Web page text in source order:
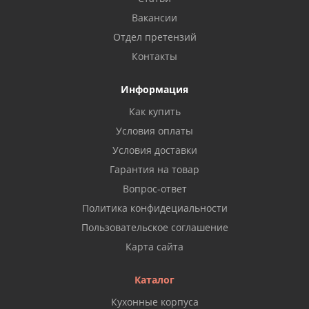
Вакансии
Отдел претензий
Контакты
Информация
Как купить
Условия оплаты
Условия доставки
Гарантия на товар
Вопрос-ответ
Политика конфидециальности
Пользовательское соглашение
Карта сайта
Каталог
Кухонные корпуса